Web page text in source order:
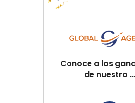
Conoce a los
de nuestro ...